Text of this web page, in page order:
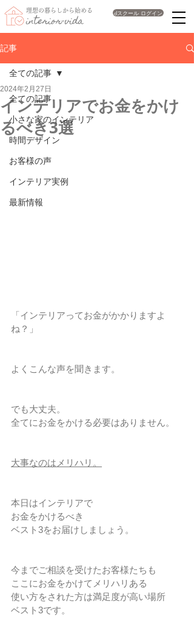
interior-vida
理想の暮らしから始める dスクール ログイン
記事
全ての記事
小さな家のインテリア
時間デザイン
お客様の声
インテリア実例
最新情報
全ての記事
インテリアでお金をかけ
るべき3選
2024年2月27日
「インテリアってお金がかかりますよ
ね？」
よくこんな声を聞きます。
でも大丈夫。
全てにお金をかける必要はありません。
大事なのはメリハリ。
本日はインテリアで
お金をかけるべき
ベスト3をお届けしましょう。
今までご相談を受けたお客様たちも
ここにお金をかけてメリハリある
使い方をされた方は満足度が高い場所
ベスト3です。